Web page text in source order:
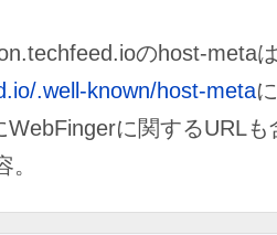
のhost-meta
.well-known/host-meta
WebFingerに関するURL